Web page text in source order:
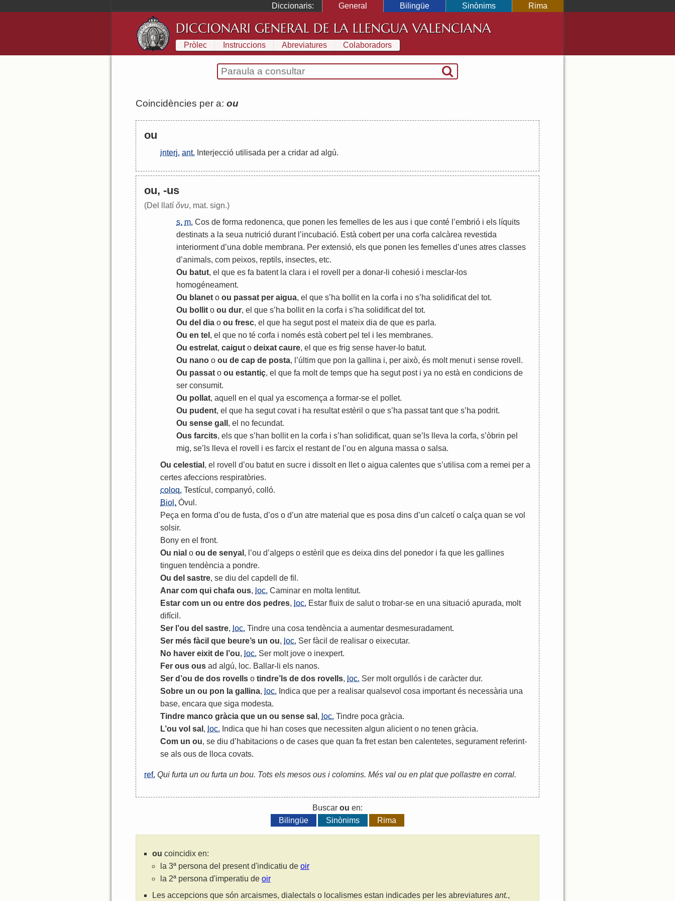
Diccionaris: General Bilingüe Sinònims Rima
DICCIONARI GENERAL DE LA LLENGUA VALENCIANA
Pròlec Instruccions Abreviatures Colaboradors
Coincidències per a: ou
ou
interj. ant. Interjecció utilisada per a cridar ad algú.
ou, -us
(Del llatí ŏvu, mat. sign.)
s. m. Cos de forma redonenca, que ponen les femelles de les aus i que conté ’embrió i els líquits
destinats a la seua nutrició durant ’incubació. Està cobert per una corfa calcàrea revestida
interiorment d’una doble membrana. Per extensió, els que ponen les femelles d’unes atres classes
d’animals, com peixos, reptils, insectes, etc.
Ou batut, el que es fa batent la clara i el rovell per a donar- li cohesió i mesclar- los
homogéneament.
Ou blanet o ou passat per aigua, el que s’ha bollit en la corfa i no s’ha solidificat del tot.
Ou bollit o ou dur, el que s’ha bollit en la corfa i s’ha solidificat del tot.
Ou del dia o ou fresc, el que ha segut post el mateix dia de que es parla.
Ou en tel , el que no té corfa i només està cobert pel tel i les membranes.
Ou estrelat, caigut o deixat caure, el que es frig sense haver- lo batut.
Ou nano o ou de cap de posta, ’últim que pon la gallina i, per això, és molt menut i sense rovell .
Ou passat o ou estantiç, el que fa molt de temps que ha segut post i ya no està en condicions de
ser consumit.
Ou pollat, aquell en el qual ya escomença a formar-se el pollet.
Ou pudent, el que ha segut covat i ha resultat estèril o que s’ha passat tant que s’ha podrit.
Ou sense gall , el no fecundat.
Ous farcits, els que s’han bollit en la corfa i s’han solidificat, quan se’ ls lleva la corfa, s’òbrin pel
mig, se’ ls lleva el rovell i es farcix el restant de ’ou en alguna massa o salsa.
Ou celestial , el rovell d’ou batut en sucre i dissolt en llet o aigua calentes que s’utilisa com a remei per a
certes afeccions respiratòries.
coloq. Testícul , companyó, colló.
Biol. Òvul .
Peça en forma d’ou de fusta, d’os o d’un atre material que es posa dins d’un calcetí o calça quan se vol
solsir.
Bony en el front.
Ou nial o ou de senyal , ’ou d’algeps o estèril que es deixa dins del ponedor i fa que les gallines
tinguen tendència a pondre.
Ou del sastre, se diu del capdell de fil .
Anar com qui chafa ous, loc. Caminar en molta lentitut.
Estar com un ou entre dos pedres, loc. Estar fluix de salut o trobar-se en una situació apurada, molt
difícil .
Ser ’ou del sastre, loc. Tindre una cosa tendència a aumentar desmesuradament.
Ser més fàcil que beure’s un ou, loc. Ser fàcil de realisar o eixecutar.
No haver eixit de ’ou, loc. Ser molt jove o inexpert.
Fer ous ous ad algú, loc. Ballar- li els nanos.
Ser d ’ou de dos rovells o tindre’ ls de dos rovells, loc. Ser molt orgullós i de caràcter dur.
Sobre un ou pon la gallina, loc. Indica que per a realisar qualsevol cosa important és necessària una
base, encara que siga modesta.
Tindre manco gràcia que un ou sense sal , loc. Tindre poca gràcia.
L’ou vol sal , loc. Indica que hi han coses que necessiten algun alicient o no tenen gràcia.
Com un ou, se diu d’habitacions o de cases que quan fa fret estan ben calentetes, segurament referint-
se als ous de lloca covats.
ref. Qui furta un ou furta un bou. Tots els mesos ous i colomins. Més val ou en plat que pollastre en corral.
Buscar ou en:
Bilingüe
Sinònims Rima
ou coincidix en:
la 3ª persona del present d'indicatiu de oir
la 2ª persona d'imperatiu de oir
Les accepcions que són arcaismes, dialectals o localismes estan indicades per les abreviatures ant.,